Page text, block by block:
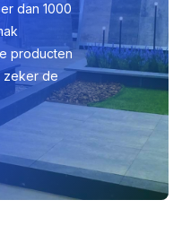
dan 1000
producten
zeker de